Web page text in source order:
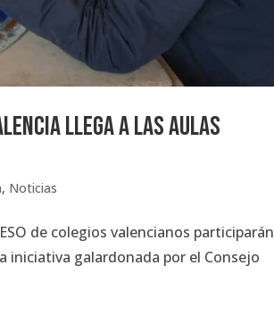
llega a las aulas
, Noticias
de colegios valencianos participarán
iniciativa galardonada por el Consejo